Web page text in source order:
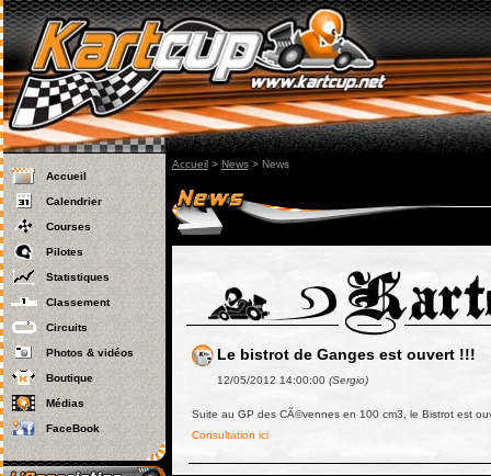
Accueil
Calendrier
Courses
Pilotes
Statistiques
Classement
Circuits
Photos & vidéos
Boutique
Médias
FaceBook
Accueil > News > News
Le bistrot de Ganges est ouvert !!!
12/05/2012 14:00:00 (Sergio)
Suite au GP des CÃ©vennes en 100 cm3, le Bistrot est
Consultation ici